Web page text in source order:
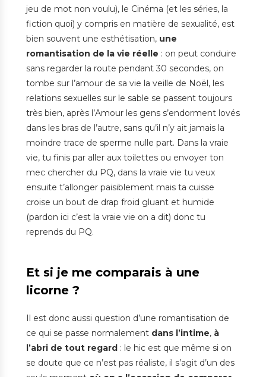
jeu de mot non voulu), le Cinéma (et les séries, la
fiction quoi) y compris en matière de sexualité, est
bien souvent une esthétisation, une
romantisation de la vie réelle : on peut conduire
sans regarder la route pendant 30 secondes, on
tombe sur l’amour de sa vie la veille de Noël, les
relations sexuelles sur le sable se passent toujours
très bien, après l’Amour les gens s’endorment lovés
dans les bras de l’autre, sans qu’il n’y ait jamais la
moindre trace de sperme nulle part. Dans la vraie
vie, tu finis par aller aux toilettes ou envoyer ton
mec chercher du PQ, dans la vraie vie tu veux
ensuite t’allonger paisiblement mais ta cuisse
croise un bout de drap froid gluant et humide
(pardon ici c’est la vraie vie on a dit) donc tu
reprends du PQ.
Et si je me comparais à une
licorne ?
Il est donc aussi question d’une romantisation de
ce qui se passe normalement dans l’intime, à
l’abri de tout regard : le hic est que même si on
se doute que ce n’est pas réaliste, il s’agit d’un des